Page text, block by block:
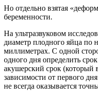
Но отдельно взятая
беременности.
На ультразвуковом
диаметр плодного яйца по
миллиметрах. С одной
одного дня определить
акушерский срок (который
зависимости от первого
не всегда оказывается